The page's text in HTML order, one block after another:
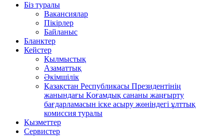
Біз туралы
Вакансиялар
Пікірлер
Байланыс
Бланктер
Кейстер
Қылмыстық
Азаматтық
Әкімшілік
Қазақстан Республикасы Президентінің
жанындағы Қоғамдық сананы жаңғырту
бағдарламасын іске асыру жөніндегі ұлттық
комиссия туралы
Қызметтер
Сервистер